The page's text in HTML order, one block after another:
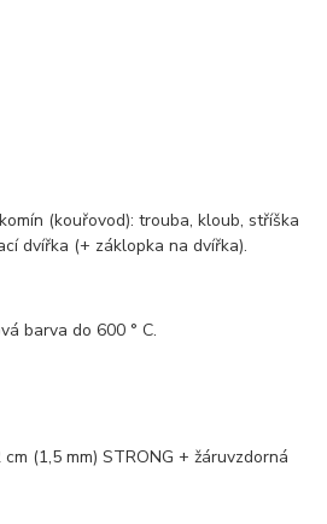
(kouřovod): trouba, kloub, stříška
dvířka (+ záklopka na dvířka).
barva do 600 ° C.